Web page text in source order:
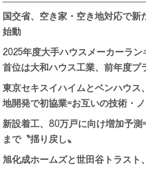
国交省、空き家・空き地対応で新
始動
2025年度大手ハウスメーカーラ
首位は大和ハウス工業、前年度プ
東京セキスイハイムとベンハウス
地開発で初協業=お互いの技術・
新設着工、80万戸に向け増加予
まで〝揺り戻し〟
旭化成ホームズと世田谷トラスト